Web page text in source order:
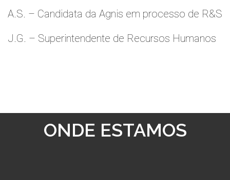
A.S. – Candidata da Agnis em processo de R&S
J.G. – Superintendente de Recursos Humanos
ONDE ESTAMOS